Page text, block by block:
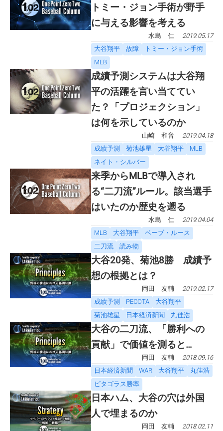
トミー・ジョン手術が野手
に与える影響を考える
水島 仁
2019.05.17
大谷翔平
故障
トミー・ジョン手術
MLB
成績予測システムは大谷翔
平の活躍を言い当ててい
た？「プロジェクション」
は何を示しているのか
山崎 和音
2019.04.18
成績予測
菊池雄星 大谷翔平
MLB
ネイト・シルバー
来季からMLBで導入され
る“二刀流”ルール。該当選手
はいたのか歴史を遡る
水島 仁
2019.04.04
MLB
大谷翔平
ベーブ・ルース
二刀流
読み物
大谷20発、菊池8勝 成績予
想の根拠とは？
岡田 友輔
2019.02.17
成績予測
PECOTA
大谷翔平
菊池雄星
日本経済新聞 丸佳浩
大谷の二刀流、「勝利への
貢献」で価値を測ると…
岡田 友輔
2018.09.16
日本経済新聞
WAR 大谷翔平
丸佳浩
ピタゴラス勝率
日本ハム、大谷の穴は外国
人で埋まるのか
岡田 友輔 2018.02.11